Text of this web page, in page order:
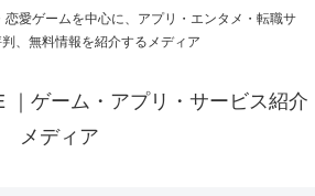
愛ゲームを中心に、アプリ・エンタメ・転職サ
、無料情報を紹介するメディア
｜ゲーム・アプリ・サービス紹介
メディア